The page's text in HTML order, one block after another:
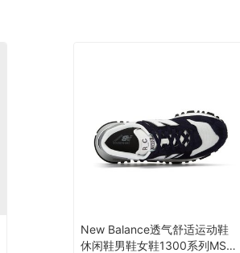
New Balance透气舒适运动鞋
休闲鞋男鞋女鞋1300系列MS13